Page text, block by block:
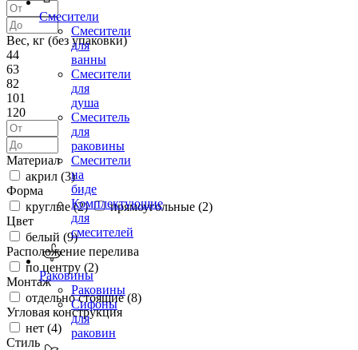
Смесители
Смесители
для
ванны
Смесители
для
душа
Смеситель
для
раковины
Смесители
на
биде
Комплектующие
для
смесителей
Раковины
Раковины
Сифоны
для
раковин
Вес, кг (без упаковки)
44
63
82
101
120
Материал
акрил (3)
Форма
круглые (2) прямоугольные (2)
Цвет
белый (9)
Расположение перелива
по центру (2)
Монтаж
отдельно стоящие (8)
Угловая конструкция
нет (4)
Стиль